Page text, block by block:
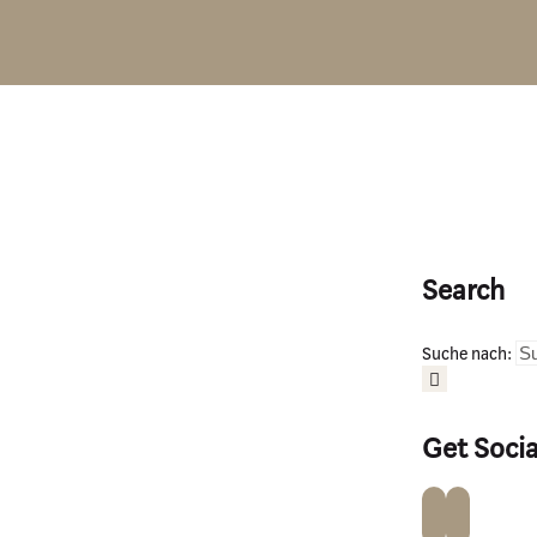
Search
Suche nach:
Get